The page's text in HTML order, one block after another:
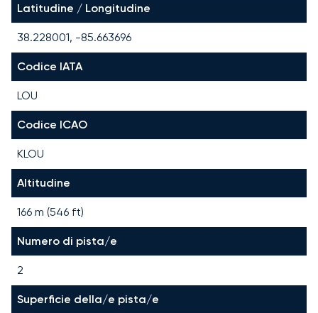
Latitudine / Longitudine
38.228001, -85.663696
Codice IATA
LOU
Codice ICAO
KLOU
Altitudine
166 m (546 ft)
Numero di pista/e
2
Superficie della/e pista/e